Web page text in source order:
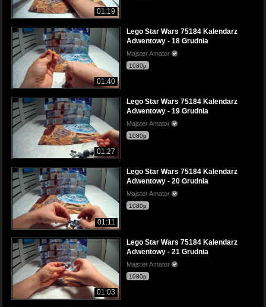
01:19
01:40
Lego Star Wars 75184 Kalendarz
Adwentowy - 18 Grudnia
Majster Amator
1080p
01:27
Lego Star Wars 75184 Kalendarz
Adwentowy - 19 Grudnia
Majster Amator
1080p
01:11
Lego Star Wars 75184 Kalendarz
Adwentowy - 20 Grudnia
Majster Amator
1080p
01:03
Lego Star Wars 75184 Kalendarz
Adwentowy - 21 Grudnia
Majster Amator
1080p